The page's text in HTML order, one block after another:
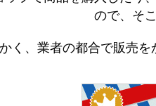
ので、そ
く、業者の都合で販売